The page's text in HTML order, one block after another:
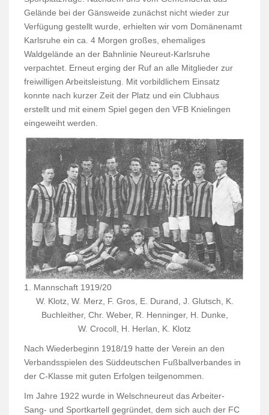
Gelände bei der Gänsweide zunächst nicht wieder zur
Verfügung gestellt wurde, erhielten wir vom Domänenamt
Karlsruhe ein ca. 4 Morgen großes, ehemaliges
Waldgelände an der Bahnlinie Neureut-Karlsruhe
verpachtet. Erneut erging der Ruf an alle Mitglieder zur
freiwilligen Arbeitsleistung. Mit vorbildlichem Einsatz
konnte nach kurzer Zeit der Platz und ein Clubhaus
erstellt und mit einem Spiel gegen den VFB Knielingen
eingeweiht werden.
1. Mannschaft 1919/20
W. Klotz, W. Merz, F. Gros, E. Durand, J. Glutsch, K.
Buchleither, Chr. Weber, R. Henninger, H. Dunke,
W. Crocoll, H. Herlan, K. Klotz
Nach Wiederbeginn 1918/19 hatte der Verein an den
Verbandsspielen des Süddeutschen Fußballverbandes in
der C-Klasse mit guten Erfolgen teilgenommen.
Im Jahre 1922 wurde in Welschneureut das Arbeiter-
Sang- und Sportkartell ge­gründet, dem sich auch der FC